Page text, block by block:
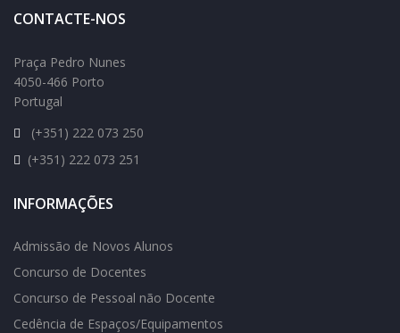
CONTACTE-NOS
Praça Pedro Nunes
4050-466 Porto
Portugal
(+351) 222 073 250
(+351) 222 073 251
INFORMAÇÕES
Admissão de Novos Alunos
Concurso de Docentes
Concurso de Pessoal não Docente
Cedência de Espaços/Equipamentos